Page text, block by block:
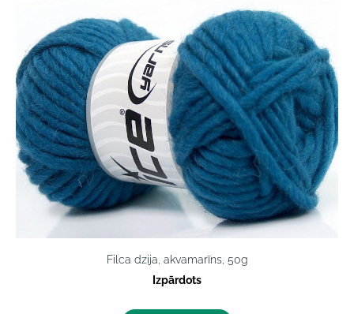
Filca dzija, akvamarīns, 50g
Izpārdots